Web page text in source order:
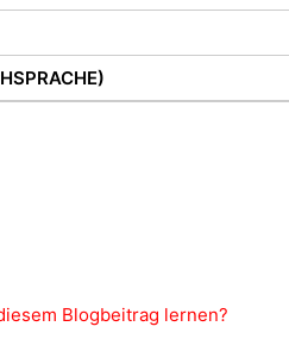
Blogbeitrag lernen?